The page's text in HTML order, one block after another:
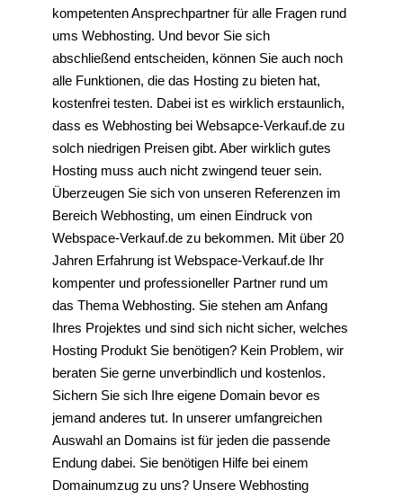
kompetenten Ansprechpartner für alle Fragen rund
ums Webhosting. Und bevor Sie sich
abschließend entscheiden, können Sie auch noch
alle Funktionen, die das Hosting zu bieten hat,
kostenfrei testen. Dabei ist es wirklich erstaunlich,
dass es Webhosting bei Websapce-Verkauf.de zu
solch niedrigen Preisen gibt. Aber wirklich gutes
Hosting muss auch nicht zwingend teuer sein.
Überzeugen Sie sich von unseren Referenzen im
Bereich Webhosting, um einen Eindruck von
Webspace-Verkauf.de zu bekommen. Mit über 20
Jahren Erfahrung ist Webspace-Verkauf.de Ihr
kompenter und professioneller Partner rund um
das Thema Webhosting. Sie stehen am Anfang
Ihres Projektes und sind sich nicht sicher, welches
Hosting Produkt Sie benötigen? Kein Problem, wir
beraten Sie gerne unverbindlich und kostenlos.
Sichern Sie sich Ihre eigene Domain bevor es
jemand anderes tut. In unserer umfangreichen
Auswahl an Domains ist für jeden die passende
Endung dabei. Sie benötigen Hilfe bei einem
Domainumzug zu uns? Unsere Webhosting